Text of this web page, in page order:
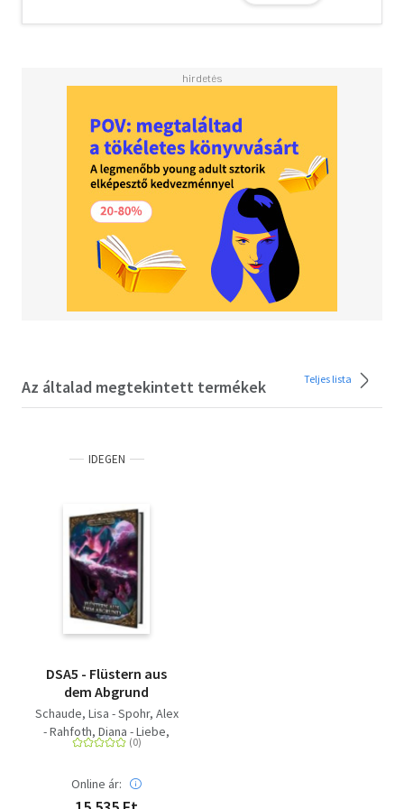
Tiefenreich Zeit: ab 1045 BF Komplexität
meisterlich bis legendär Anforderungen: Kampf: 3 von 4
Punkten Körpertalente: 3 von 4 Punkten Naturtalente: 3
von 4 Punkten Lebendige Geschichte: 3 von 4 Punkten
Kauf hier die PDF!Format: A4, Hardcover Seitenanzahl: 128
Seiten Edition: DSA5 Spielertyp: Spielleiterin
Az általad megtekintett termékek Teljes lista
IDEGEN
DSA5 - Flüstern aus
dem Abgrund
Schaude, Lisa - Spohr, Alex
- Rahfoth, Diana - Liebe,
Martin - Mohr, Michael
Online ár: